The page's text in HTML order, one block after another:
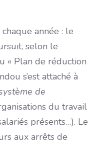
année : le
selon le
« Plan de réduction
s’est attaché à
de
du travail
présents…). Le
aux arrêts de